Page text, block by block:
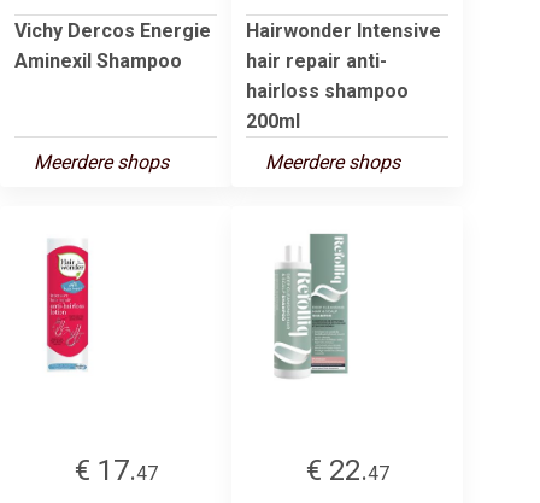
Vichy Dercos Energie
Aminexil Shampoo
Meerdere shops
Hairwonder Intensive
hair repair anti-
hairloss shampoo
200ml
Meerdere shops
€ 17.47 € 22.47